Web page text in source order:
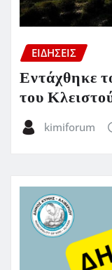
ΕΙΔΗΣΕΙΣ
Εντάχθηκε
του
kimiforum